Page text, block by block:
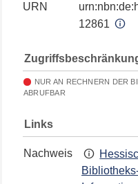
URN
12861
NUR AN RECHNERN DER
ABRUFBAR
Links
Nachweis